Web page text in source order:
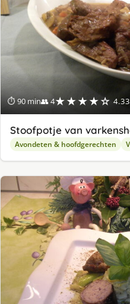
⏱ 90 min👥 4★★★★☆
Stoofpotje van
Avondeten & hoofdgerechten